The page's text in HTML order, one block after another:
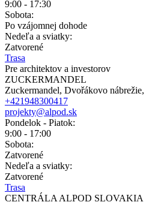
9:00 - 17:30
Sobota:
Po vzájomnej dohode
Nedeľa a sviatky:
Zatvorené
Trasa
Pre architektov a investorov
ZUCKERMANDEL
Zuckermandel, Dvořákovo
+421948300417
projekty@alpod.sk
Pondelok - Piatok:
9:00 - 17:00
Sobota:
Zatvorené
Nedeľa a sviatky:
Zatvorené
Trasa
CENTRÁLA ALPOD SLOVAKIA